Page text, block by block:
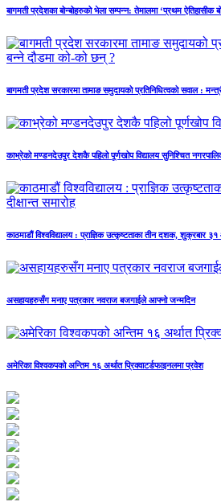
बागमती प्रदेशका बोन्बोहरुको भेला सम्पन्न: तेमालमा ‘प्रथम ऐतिहासीक
बागमती प्रदेश सरकारमा तामाङ समुदायको प्रतिनिधित्वको सवाल :
काभ्रेको मण्डनदेउपुर देशकै पहिलो पूर्णखोप विद्यालय सुनिश्चित
काठमाडौं विश्वविद्यालय : प्राज्ञिक उत्कृष्टताका तीन दशक, शुक्रबार ३१
असहायहरुसँग मनाए पत्रकार नवराज बजगाईले आफ्नो जन्मदिन
अमेरिका विश्वकपको अन्तिम १६ अर्थात प्रिक्वाटर्डफाइनलमा प्रवेश